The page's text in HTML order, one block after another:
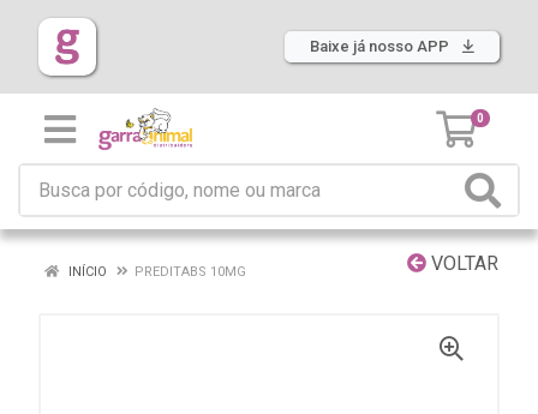
Baixe já nosso APP
0
VOLTAR
INÍCIO PREDITABS 10MG